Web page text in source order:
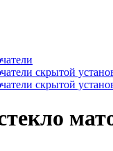
скрытой
скрытой